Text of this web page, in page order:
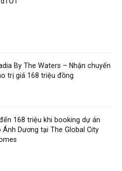
By The Waters – Nhận chuyến
trị giá 168 triệu đồng
168 triệu khi booking dự án
Dương tại The Global City